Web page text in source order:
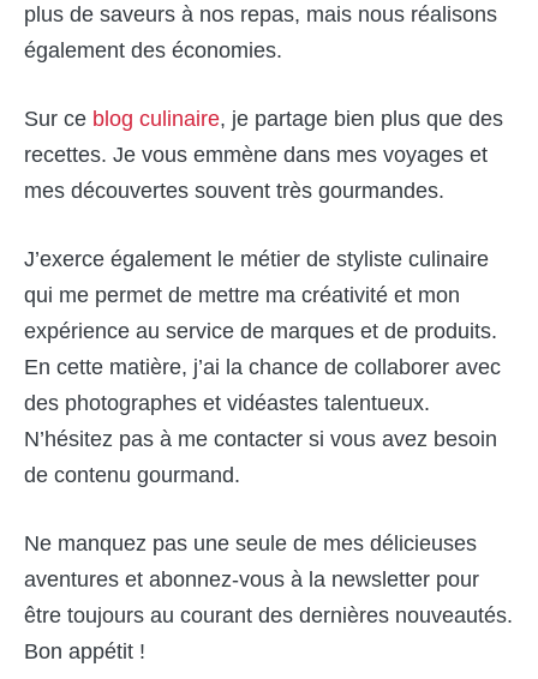
plus de saveurs à nos repas, mais nous réalisons
également des économies.
Sur ce blog culinaire, je partage bien plus que des
recettes. Je vous emmène dans mes voyages et
mes découvertes souvent très gourmandes.
J’exerce également le métier de styliste culinaire
qui me permet de mettre ma créativité et mon
expérience au service de marques et de produits.
En cette matière, j’ai la chance de collaborer avec
des photographes et vidéastes talentueux.
N’hésitez pas à me contacter si vous avez besoin
de contenu gourmand.
Ne manquez pas une seule de mes délicieuses
aventures et abonnez-vous à la newsletter pour
être toujours au courant des dernières nouveautés.
Bon appétit !